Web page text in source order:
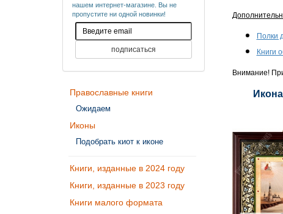
нашем интернет-магазине. Вы не
пропустите ни одной новинки!
Православные книги
Ожидаем
Иконы
Подобрать киот к иконе
Книги, изданные в 2024 году
Книги, изданные в 2023 году
Книги малого формата
Полки
Книги
Внимание!